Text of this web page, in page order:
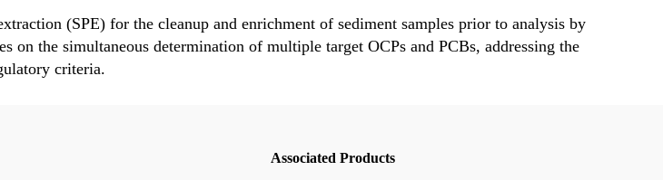
(SPE) for the cleanup and enrichment of sediment samples prior to analysis by
the simultaneous determination of multiple target OCPs and PCBs, addressing the
criteria.
Associated Products